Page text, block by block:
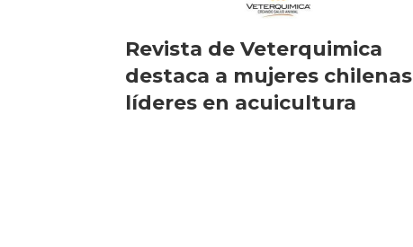
Revista de Veterquimica
destaca a mujeres chilenas
líderes en acuicultura